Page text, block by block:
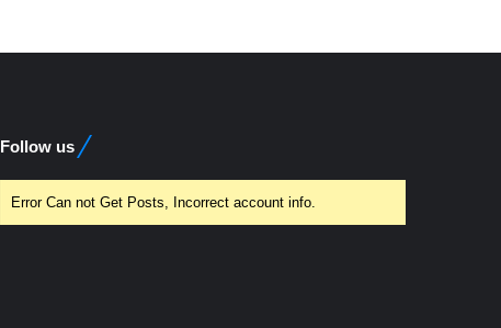
Follow us
Error Can not Get Posts, Incorrect account info.